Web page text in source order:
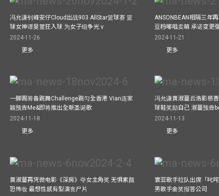
冯允谦钊峰安仔Cloud出战903 AllStar篮球赛 篮
球女神谭旻萱狂入球 为女子组争光 v
2024-11-26
更多
ANSONBEAN相隔三年
豆粉嘟咀卖萌 承诺变更
2024-11-21
更多
一脚踢筹备跳舞Challenge跳匀全香港 Vian连家
颖预告Me&即将推出全新圣诞歌
2024-11-18
更多
冯允谦黄淑蔓云浩影慈
球鞋奖励自己 淑蔓预告
2024-11-13
更多
黄淑蔓再凭微电影《深房》夺女主角奖 无惧素颜
恐怖妆 最想性感有型演丧尸片
寰亚歌手拉队出席「叱
男歌手金奖报答公司